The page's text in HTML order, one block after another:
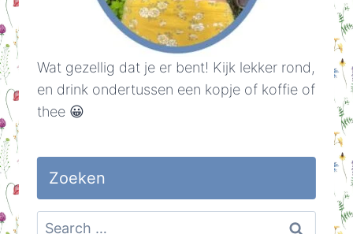
Wat gezellig dat je er bent! Kijk lekker rond,
en drink ondertussen een kopje of koffie of
thee 😀
Zoeken
Search